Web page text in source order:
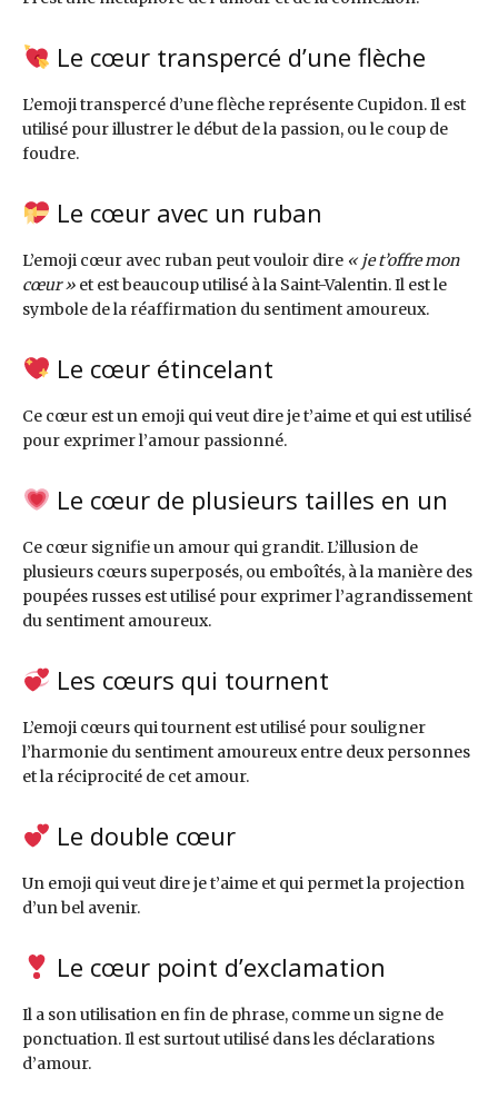
Le cœur transpercé d’une flèche
L’emoji transpercé d’une flèche représente Cupidon. Il est
utilisé pour illustrer le début de la passion, ou le coup de
foudre.
Le cœur avec un ruban
L’emoji cœur avec ruban peut vouloir dire « je t’offre mon
cœur » et est beaucoup utilisé à la Saint-Valentin. Il est le
symbole de la réaffirmation du sentiment amoureux.
Le cœur étincelant
Ce cœur est un emoji qui veut dire je t’aime et qui est utilisé
pour exprimer l’amour passionné.
Le cœur de plusieurs tailles en un
Ce cœur signifie un amour qui grandit. L’illusion de
plusieurs cœurs superposés, ou emboîtés, à la manière des
poupées russes est utilisé pour exprimer l’agrandissement
du sentiment amoureux.
Les cœurs qui tournent
L’emoji cœurs qui tournent est utilisé pour souligner
l’harmonie du sentiment amoureux entre deux personnes
et la réciprocité de cet amour.
Le double cœur
Un emoji qui veut dire je t’aime et qui permet la projection
d’un bel avenir.
Le cœur point d’exclamation
Il a son utilisation en fin de phrase, comme un signe de
ponctuation. Il est surtout utilisé dans les déclarations
d’amour.